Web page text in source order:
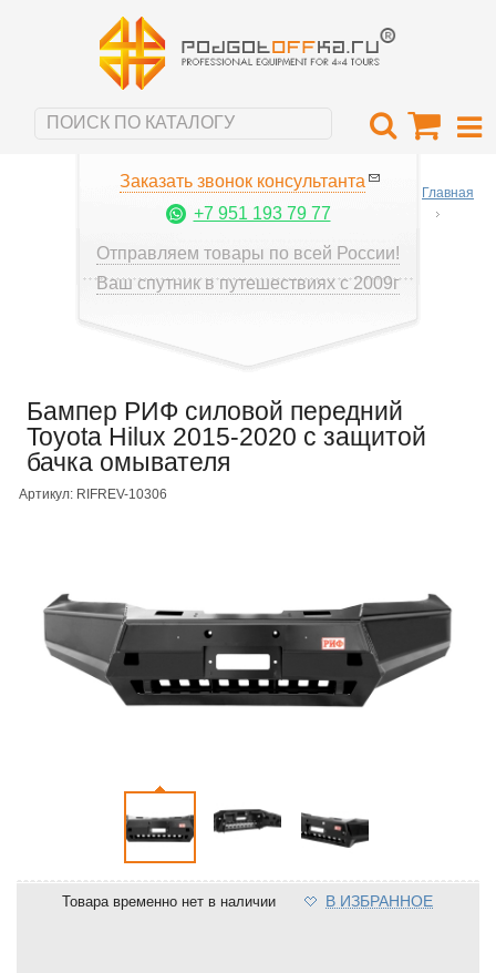
Заказать звонок консультанта
+7 951 193 79 77
Отправляем товары по всей России!
Ваш спутник в путешествиях с 2009г
Главная
Бампер РИФ силовой передний
Toyota Hilux 2015-2020 с защитой
бачка омывателя
Артикул: RIFREV-10306
Товара временно нет в наличии В ИЗБРАННОЕ